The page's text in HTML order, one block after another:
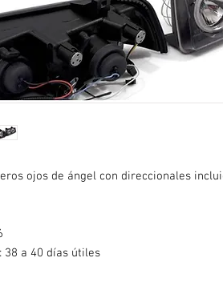
ojos de ángel con direccionales
38 a 40 días útiles